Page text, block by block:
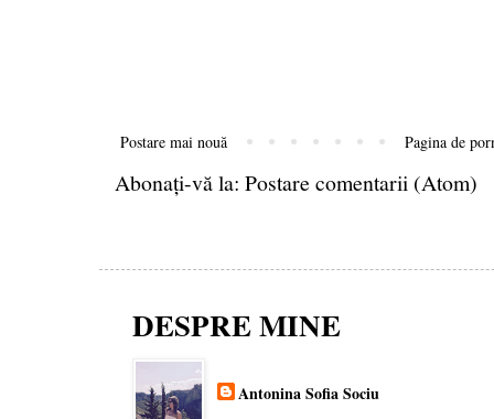
Postare mai nouă Pagina de
Abonați-vă la: Postare comentarii (Atom)
DESPRE MINE
Antonina Sofia Sociu